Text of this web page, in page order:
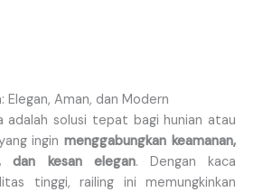
Elegan, Aman, dan Modern
adalah solusi tepat bagi hunian atau
inginmenggabungkan keamanan,
dan kesan elegan. Dengan kaca
tinggi, railing ini memungkinkan